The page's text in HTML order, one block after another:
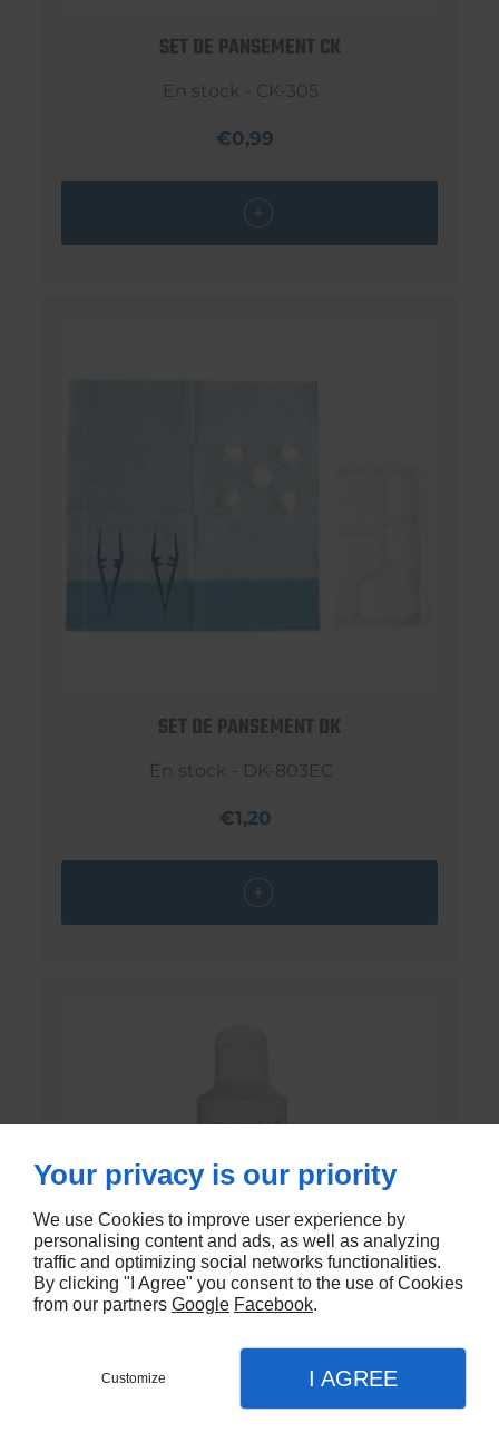
SET DE PANSEMENT CK
En stock - CK-305
€0,99
SET DE PANSEMENT DK
En stock - DK-803EC
€1,20
GEL DE CONTACT UNI’GEL
Your privacy is our priority
We use Cookies to improve user experience by
personalising content and ads, as well as analyzing
traffic and optimizing social networks functionalities.
By clicking "I Agree" you consent to the use of Cookies
from our partners Google Facebook.
Customize I AGREE